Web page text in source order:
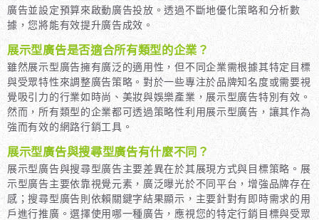
廣告並設定預算來啟動廣告投放。透過不斷地優化策略和分析數
據，您將能有效提升廣告成效。
展示型廣告是否適合所有類型的企業？
雖然展示型廣告擁有廣泛的適用性，但不同企業需根據其特定目標
與受眾特性來調整廣告策略。對於一些專注於品牌知名度或需要視
覺吸引力的行業如時尚、美妝與娛樂產業，展示型廣告特別有效。
然而，所有類型的企業都可透過策略性利用展示型廣告，讓其作為
強而有效的網路行銷工具。
展示型廣告與搜尋型廣告有什麼不同？
展示型廣告與搜尋型廣告主要差異在於其展現方式與目標策略。展
示型廣告主要依靠視覺元素，廣泛曝光於不同平台，增強品牌存在
感；搜尋型廣告則依賴關鍵字結果顯示，主要針對有即時需求的用
戶進行推廣。選擇使用哪一種廣告，應視您的特定行銷目標與受眾